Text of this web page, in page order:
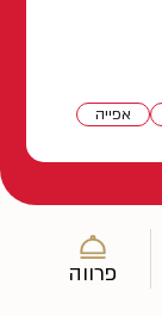
אפייה
פרווה